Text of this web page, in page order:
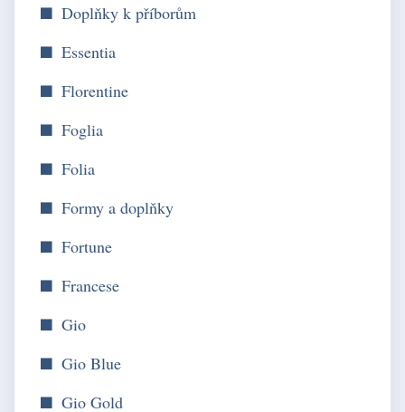
Doplňky k příborům
Essentia
Florentine
Foglia
Folia
Formy a doplňky
Fortune
Francese
Gio
Gio Blue
Gio Gold